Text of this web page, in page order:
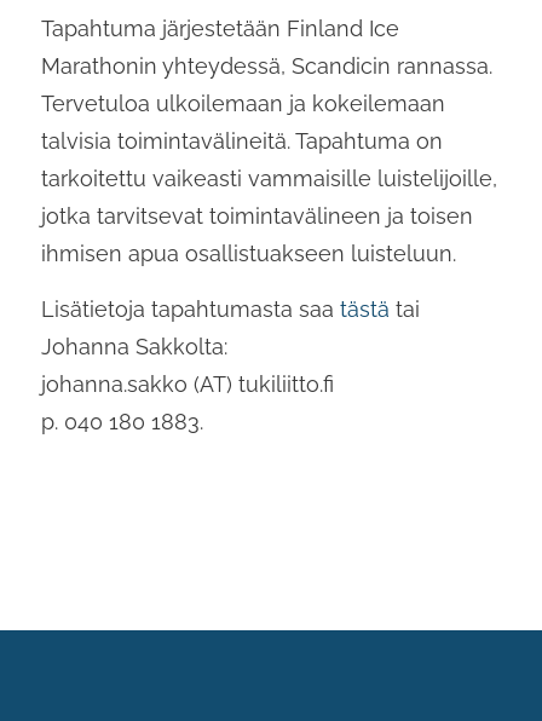
Tapahtuma järjestetään Finland Ice
Marathonin yhteydessä, Scandicin rannassa.
Tervetuloa ulkoilemaan ja kokeilemaan
talvisia toimintavälineitä. Tapahtuma on
tarkoitettu vaikeasti vammaisille luistelijoille,
jotka tarvitsevat toimintavälineen ja toisen
ihmisen apua osallistuakseen luisteluun.
Lisätietoja tapahtumasta saa tästä tai
Johanna Sakkolta:
johanna.sakko (AT) tukiliitto.fi
p. 040 180 1883.